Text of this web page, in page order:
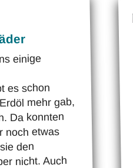
einige
es schon
mehr gab,
Da konnten
noch etwas
den
nicht. Auch